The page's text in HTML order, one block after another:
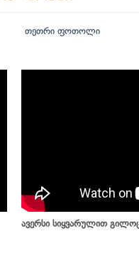
თეთრი ფოთოლი
ავერსი სიყვარულით